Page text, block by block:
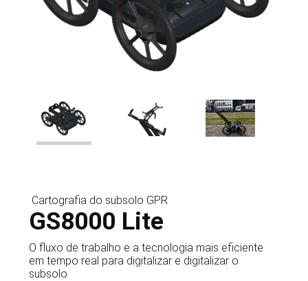
Cartografia do subsolo GPR
GS8000 Lite
O fluxo de trabalho e a tecnologia mais eficiente
em tempo real para digitalizar e digitalizar o
subsolo